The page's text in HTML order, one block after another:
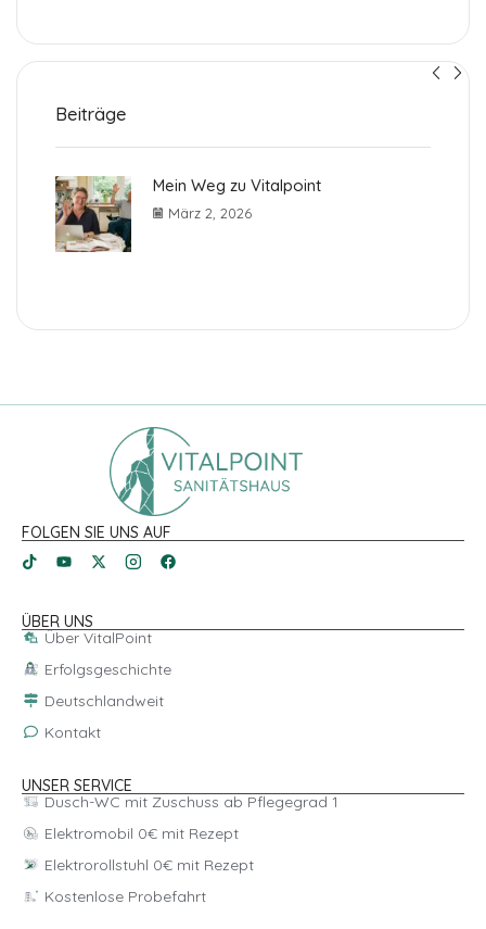
Beiträge
Mein Weg zu Vitalpoint
März 2, 2026
FOLGEN SIE UNS AUF
ÜBER UNS
Über VitalPoint
Erfolgsgeschichte
Deutschlandweit
Kontakt
UNSER SERVICE
Dusch-WC mit Zuschuss ab Pflegegrad 1
Elektromobil 0€ mit Rezept
Elektrorollstuhl 0€ mit Rezept
Kostenlose Probefahrt